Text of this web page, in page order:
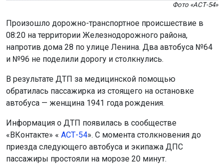
Фото «АСТ-54»
Произошло дорожно-транспортное происшествие в
08:20 на территории Железнодорожного района,
напротив дома 28 по улице Ленина. Два автобуса №64
и №96 не поделили дорогу и столкнулись.
В результате ДТП за медицинской помощью
обратилась пассажирка из стоящего на остановке
автобуса — женщина 1941 года рождения.
Информация о ДТП появилась в сообществе
«ВКонтакте» « АСТ-54». С момента столкновения до
приезда следующего автобуса и экипажа ДПС
пассажиры простояли на морозе 20 минут.